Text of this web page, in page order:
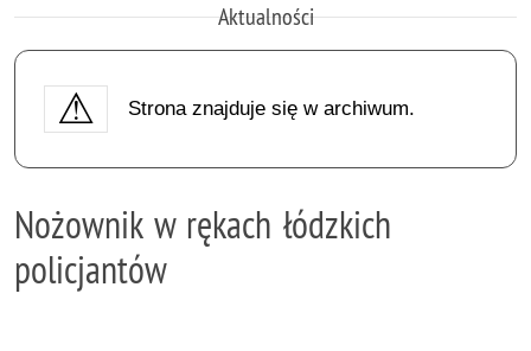
Aktualności
Strona znajduje się w archiwum.
Nożownik w rękach łódzkich
policjantów